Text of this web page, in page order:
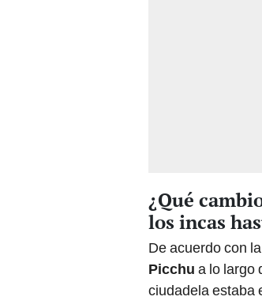
¿Qué
los incas
De acuerdo con
Picchu a lo largo
ciudadela estaba